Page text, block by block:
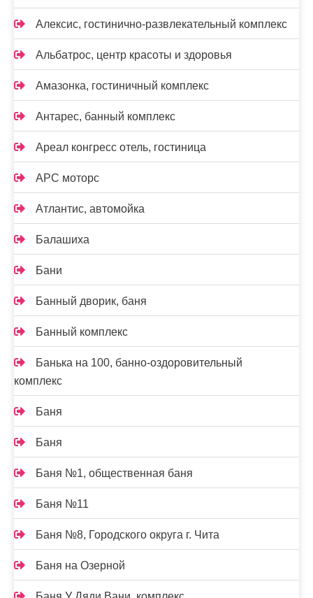
Алексис, гостинично-развлекательный комплекс
Альбатрос, центр красоты и здоровья
Амазонка, гостиничный комплекс
Антарес, банный комплекс
Ареал конгресс отель, гостиница
АРС моторс
Атлантис, автомойка
Балашиха
Бани
Банный дворик, баня
Банный комплекс
Банька на 100, банно-оздоровительный
комплекс
Баня
Баня
Баня №1, общественная баня
Баня №11
Баня №8, Городского округа г. Чита
Баня на Озерной